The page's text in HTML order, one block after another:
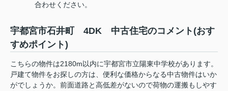
合わせください。
宇都宮市石井町 4DK 中古住宅のコメント(おす
すめポイント)
こちらの物件は2180m以内に宇都宮市立陽東中学校があります。
戸建て物件をお探しの方は、便利な価格からなる中古物件はいか
がでしょうか。前面道路と高低差がないので荷物の運搬もしやす